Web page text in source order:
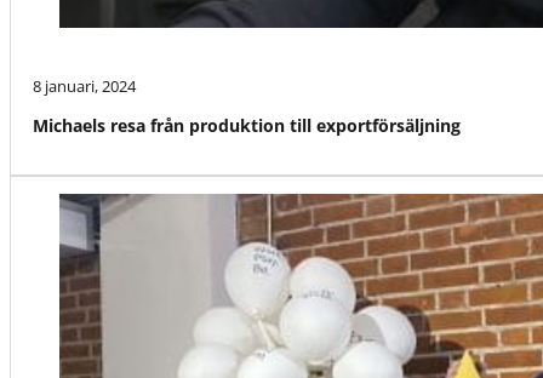
8 januari, 2024
Michaels resa från produktion till exportförsäljning